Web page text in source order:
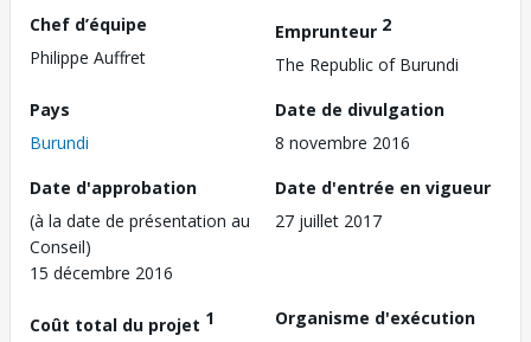
Chef d’équipe
Philippe Auffret
Emprunteur 2
The Republic of Burundi
Pays
Burundi
Date de divulgation
8 novembre 2016
Date d'approbation
(à la date de présentation au
Conseil)
15 décembre 2016
Date d'entrée en vigueur
27 juillet 2017
Coût total du projet 1
Organisme d'exécution